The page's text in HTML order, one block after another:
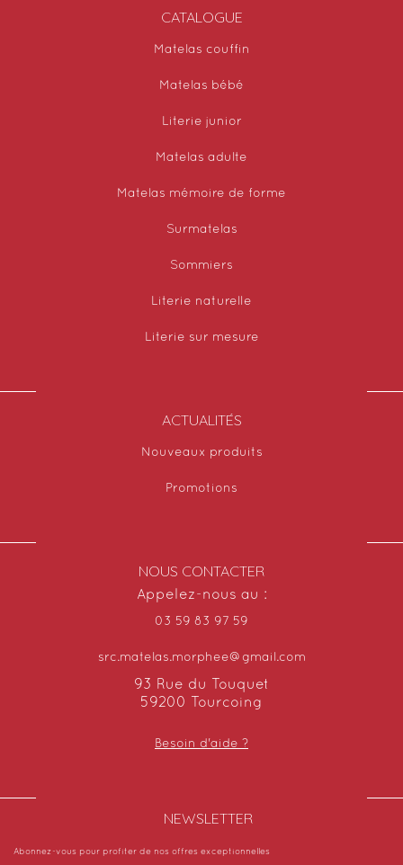
CATALOGUE
Matelas couffin
Matelas bébé
Literie junior
Matelas adulte
Matelas mémoire de forme
Surmatelas
Sommiers
Literie naturelle
Literie sur mesure
ACTUALITÉS
Nouveaux produits
Promotions
NOUS CONTACTER
Appelez-nous au :
03 59 83 97 59
src.matelas.morphee@gmail.com
93 Rue du Touquet
59200 Tourcoing
Besoin d'aide ?
NEWSLETTER​
Abonnez-vous pour profiter de nos offres exceptionnelles